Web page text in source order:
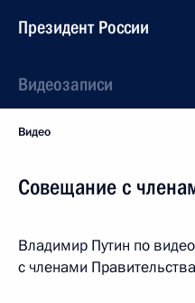
Президент России
Видеозаписи
Видео
Совещание с
Владимир Путин по
с членами